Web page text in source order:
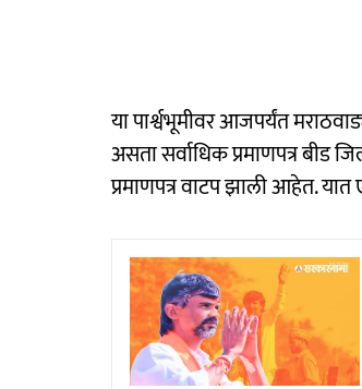
या पार्श्वभूमीवर आजपर्यंत
असता सर्वाधिक प्रमाणपत्र बीड
प्रमाणपत्र वाटप झाली आहेत.